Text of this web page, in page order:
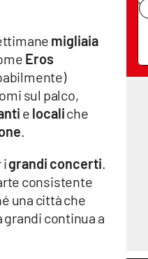
migliaia
Eros
sul palco,
e localiche
.
igrandi concerti.
consistente
una città che
grandi continua a